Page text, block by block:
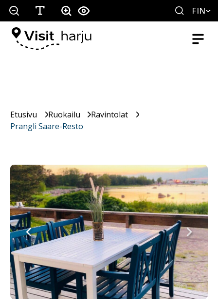
FIN
Etusivu Ruokailu
Ravintolat
Prangli Saare-Resto